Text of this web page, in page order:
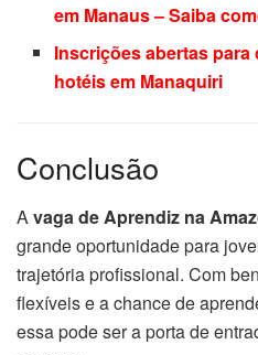
em Manaus – Saiba
Inscrições abertas
hotéis em Manaquiri
Conclusão
Avaga de Aprendiz na
grande oportunidade para
trajetória profissional. Com
flexíveis e a chance de
essa pode ser a porta de